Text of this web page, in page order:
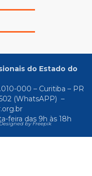
do Estado do
000 – Curitiba – PR
(WhatsAPP) –
feira das 9h às 18h
by Freepik